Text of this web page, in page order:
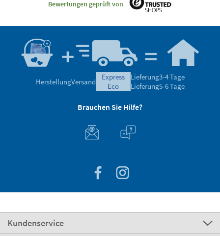
Bewertungen geprüft von
HerstellungVersand
express
eco
Lieferung3-4 Tage
Lieferung5-6 Tage
Brauchen Sie Hilfe?
Kundenservice